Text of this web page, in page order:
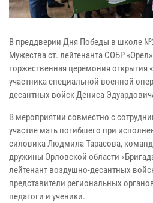
В преддверии Дня Победы в школе
Мужества ст. лейтенанта СОБР
торжественная церемония открытия
участника специальной военной
десантных войск Дениса
В мероприятии совместно с
участие мать погибшего при
силовика Людмила Тарасова,
дружины Орловской области
лейтенант воздушно-десантных
представители региональных
педагоги и ученики.